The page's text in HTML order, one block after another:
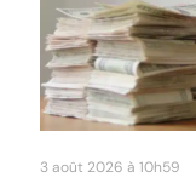
3 août 2026 à 10h59